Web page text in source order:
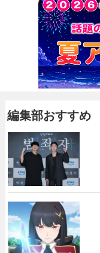
編集部おすすめ